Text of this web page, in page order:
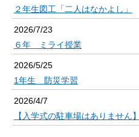
２年生図工「二人はなかよし」
2026/7/23
６年 ミライ授業
2026/5/25
1年生 防災学習
2026/4/7
【入学式の駐車場はありません】